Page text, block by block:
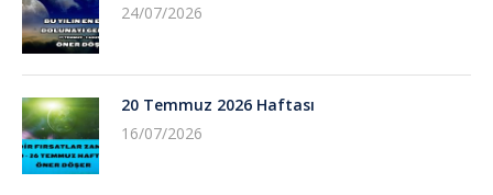
24/07/2026
20 Temmuz 2026 Haftası
16/07/2026